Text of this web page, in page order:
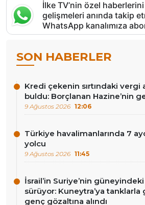
İlke TV’nin özel
gelişmeleri anında takip
WhatsApp kanalımıza
SON HABERLER
Kredi çekenin sırtındaki vergi
buldu: Borçlanan Hazine’nin
9 Ağustos 2026 12:06
Türkiye havalimanlarında 7
yolcu
9 Ağustos 2026 11:45
İsrail’in Suriye’nin
sürüyor: Kuneytra’ya tanklarla
genç gözaltına alındı